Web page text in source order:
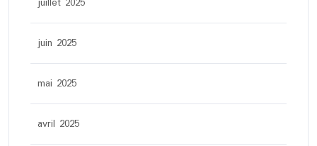
juin 2025
mai 2025
avril 2025